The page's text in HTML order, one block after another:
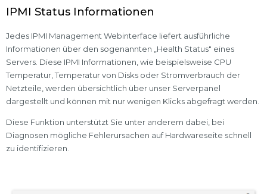
IPMI Status Informationen
Jedes IPMI Management Webinterface liefert ausführliche
Informationen über den sogenannten „Health Status" eines
Servers. Diese IPMI Informationen, wie beispielsweise CPU
Temperatur, Temperatur von Disks oder Stromverbrauch der
Netzteile, werden übersichtlich über unser Serverpanel
dargestellt und können mit nur wenigen Klicks abgefragt werden.
Diese Funktion unterstützt Sie unter anderem dabei, bei
Diagnosen mögliche Fehlerursachen auf Hardwareseite schnell
zu identifizieren.